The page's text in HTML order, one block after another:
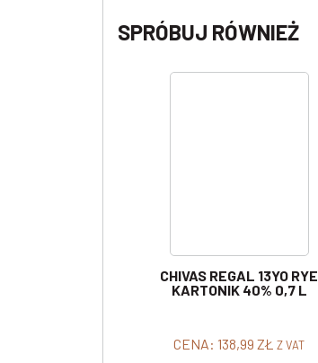
SPRÓBUJ RÓWNIEŻ
CHIVAS REGAL 13YO RYE
KARTONIK 40% 0,7 L
CENA:138,99ZŁ Z VAT